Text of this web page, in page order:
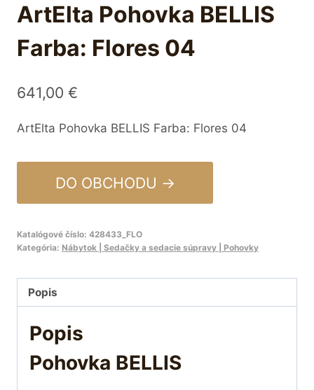
ArtElta Pohovka BELLIS
Farba: Flores 04
641,00 €
ArtElta Pohovka BELLIS Farba: Flores 04
DO OBCHODU →
Katalógové číslo: 428433_FLO
Kategória: Nábytok | Sedačky a sedacie súpravy | Pohovky
Popis
Popis
Pohovka BELLIS